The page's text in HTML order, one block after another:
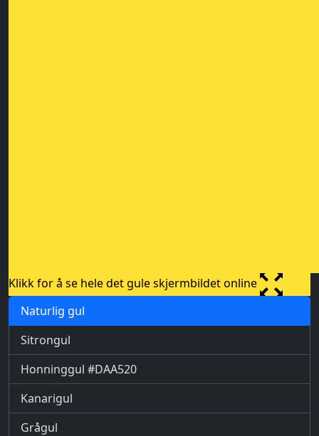
Klikk for å se hele det gule skjermbildet online
Naturlig gul
Sitrongul
Honninggul #DAA520
Kanarigul
Grågul